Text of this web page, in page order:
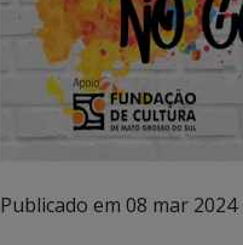
Publicado em 08 mar 2024